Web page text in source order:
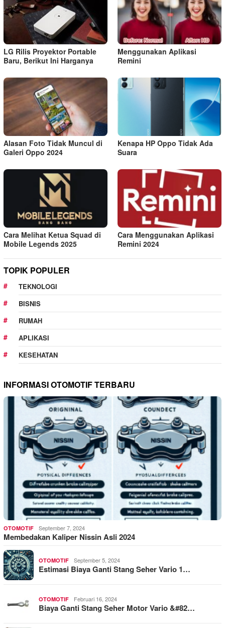
LG Rilis Proyektor Portable
Baru, Berikut Ini Harganya
Menggunakan Aplikasi
Remini
Alasan Foto Tidak Muncul di
Galeri Oppo 2024
Kenapa HP Oppo Tidak Ada
Suara
Cara Melihat Ketua Squad di
Mobile Legends 2025
Cara Menggunakan Aplikasi
Remini 2024
TOPIK POPULER
TEKNOLOGI
BISNIS
RUMAH
APLIKASI
KESEHATAN
INFORMASI OTOMOTIF TERBARU
OTOMOTIF September 7, 2024
Membedakan Kaliper Nissin Asli 2024
OTOMOTIF September 5, 2024
Estimasi Biaya Ganti Stang Seher Vario 1…
OTOMOTIF Februari 16, 2024
Biaya Ganti Stang Seher Motor Vario &#82…